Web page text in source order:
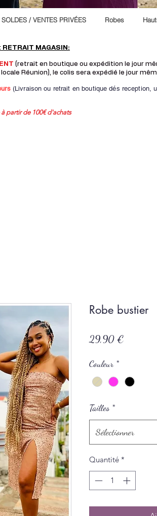
SOLDES / VENTES PRIVÉES Robes
RETRAIT MAGASIN:
(retrait en boutique ou expédition le jour
Réunion), le colis sera expédié le jour
(Livraison ou retrait en boutique dés reception,
partir de 100€ d'achats
Robe bustier
29,90 €
Couleur *
Tailles *
Sélectionner
Quantité *